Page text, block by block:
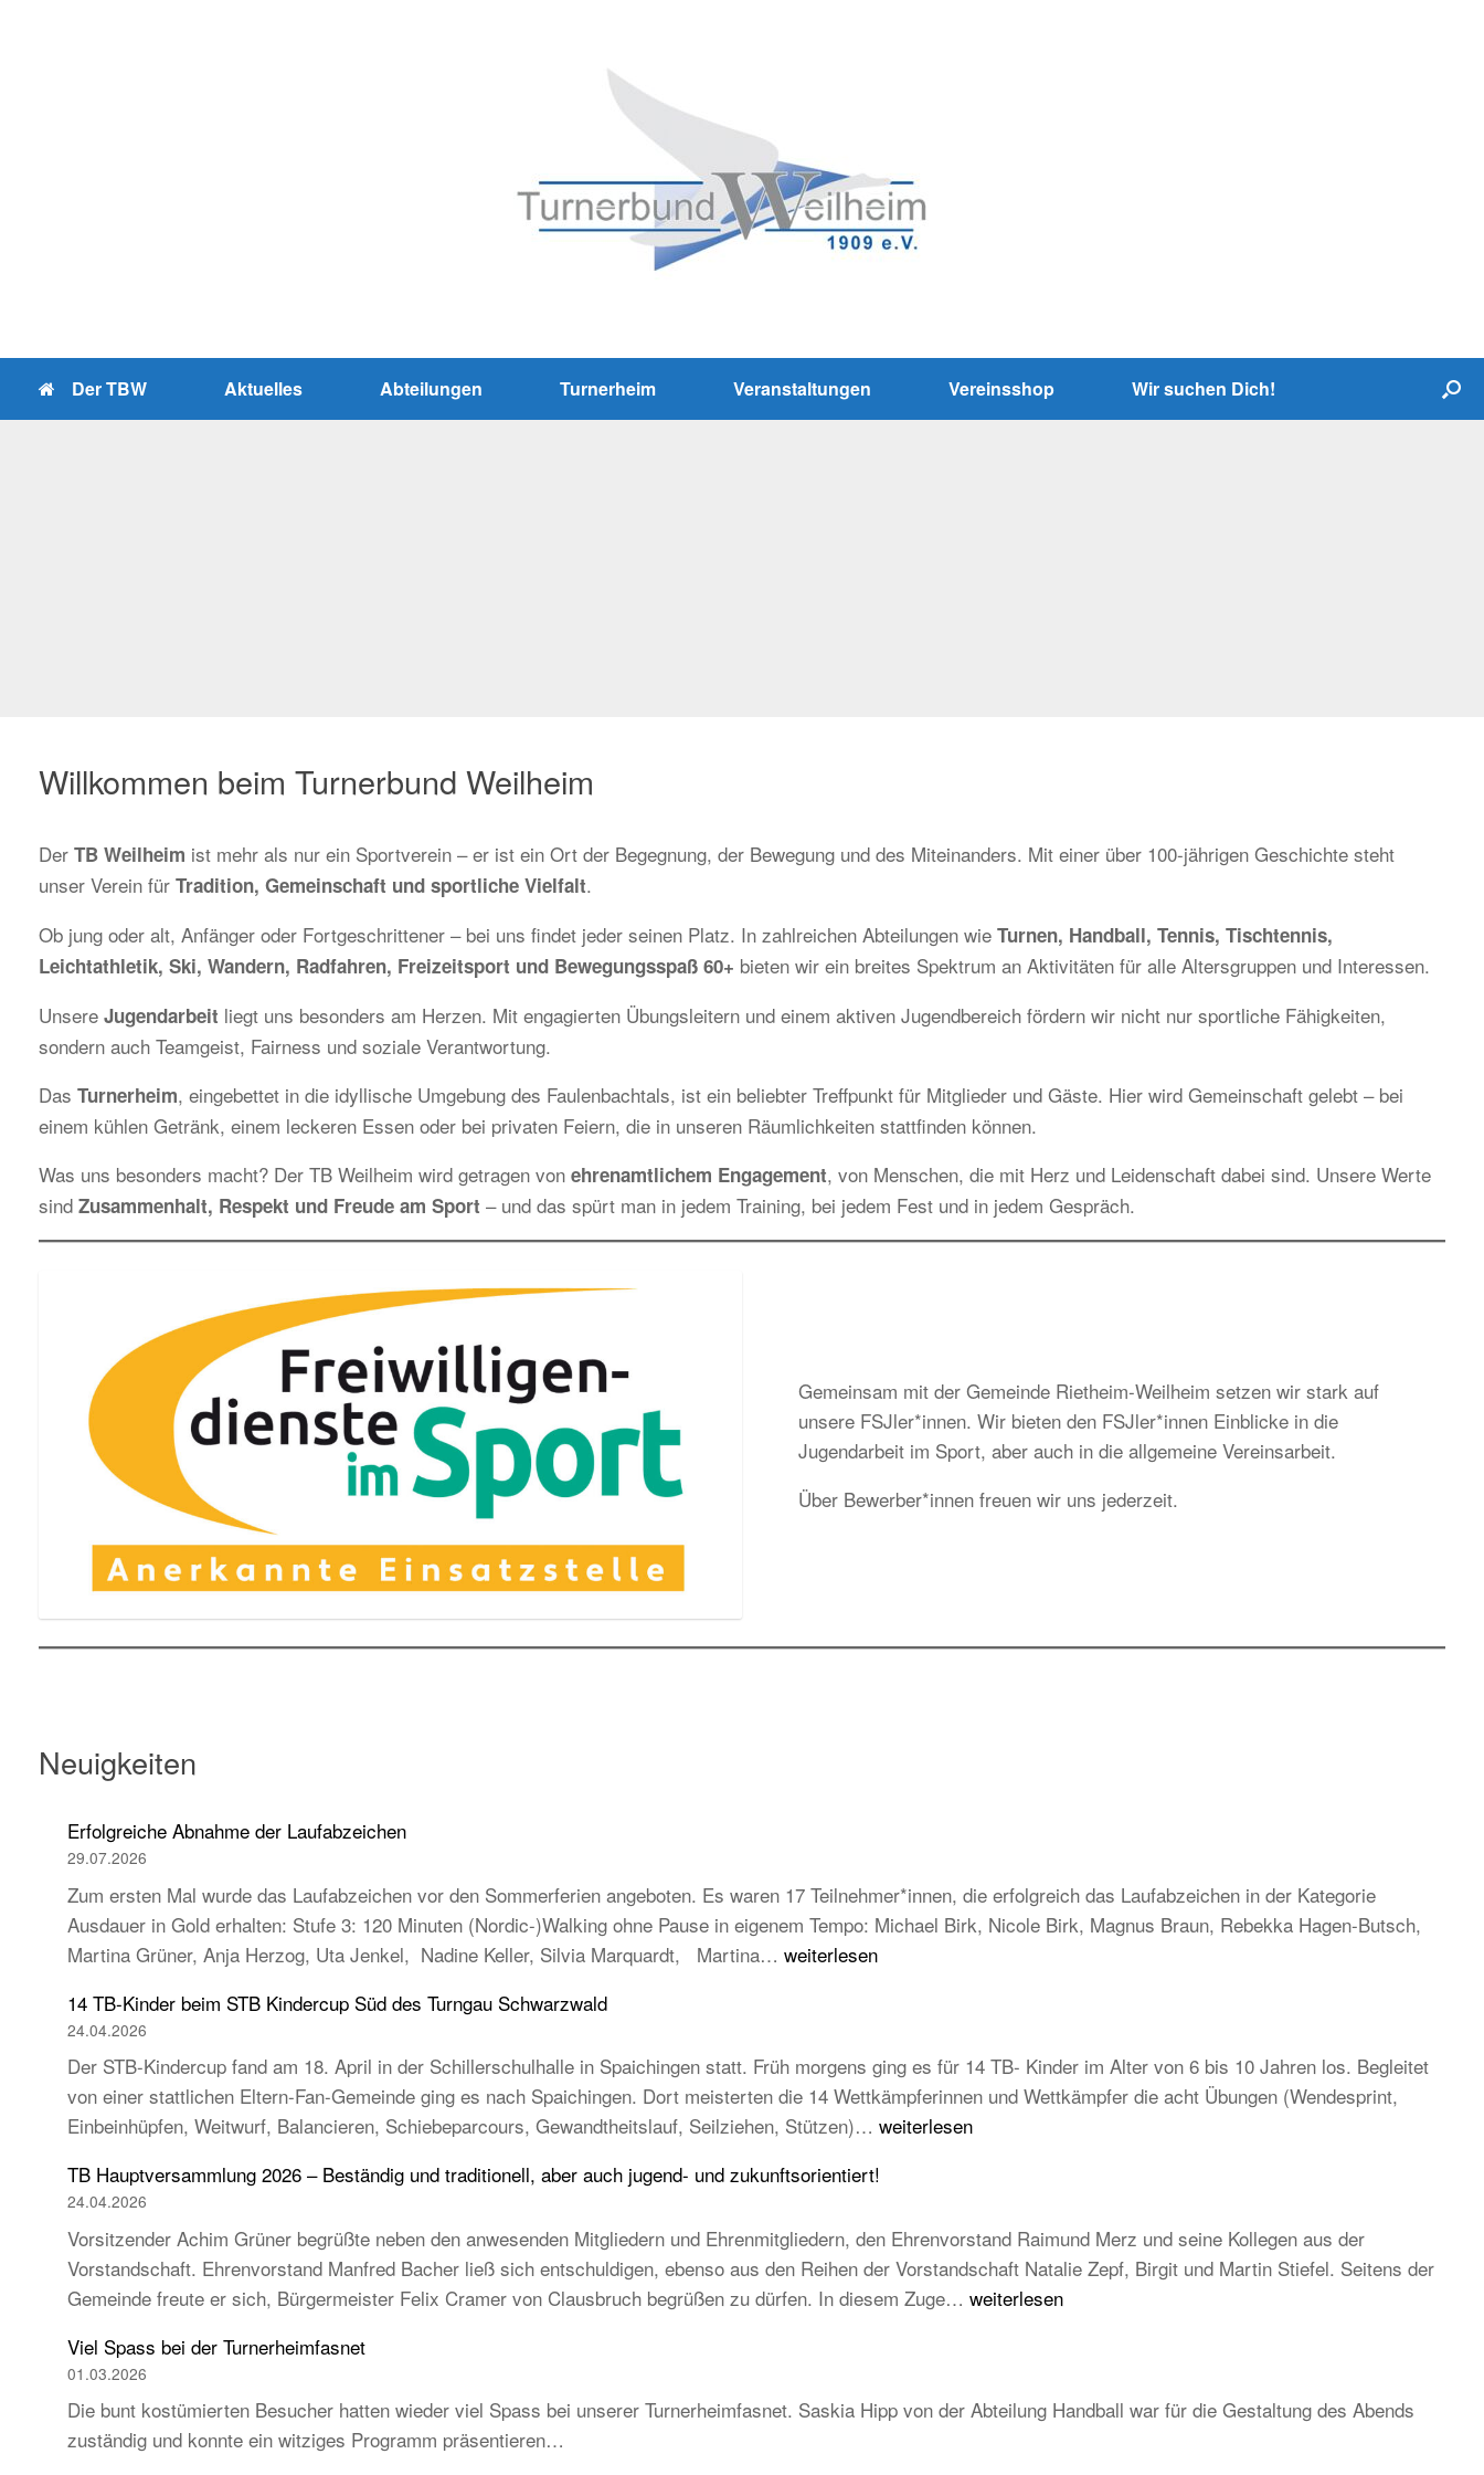
Der TBW Aktuelles Abteilungen Turnerheim Veranstaltungen Vereinsshop Wir suchen Dich!
Willkommen beim Turnerbund Weilheim
Der TB Weilheim ist mehr als nur ein Sportverein – er ist ein Ort der Begegnung, der Bewegung und des Miteinanders. Mit einer über 100-jährigen Geschichte steht
unser Verein für Tradition, Gemeinschaft und sportliche Vielfalt.
Ob jung oder alt, Anfänger oder Fortgeschrittener – bei uns findet jeder seinen Platz. In zahlreichen Abteilungen wie Turnen, Handball, Tennis, Tischtennis,
Leichtathletik, Ski, Wandern, Radfahren, Freizeitsport und Bewegungsspaß 60+ bieten wir ein breites Spektrum an Aktivitäten für alle Altersgruppen und Interessen.
Unsere Jugendarbeit liegt uns besonders am Herzen. Mit engagierten Übungsleitern und einem aktiven Jugendbereich fördern wir nicht nur sportliche Fähigkeiten,
sondern auch Teamgeist, Fairness und soziale Verantwortung.
Das Turnerheim, eingebettet in die idyllische Umgebung des Faulenbachtals, ist ein beliebter Treffpunkt für Mitglieder und Gäste. Hier wird Gemeinschaft gelebt – bei
einem kühlen Getränk, einem leckeren Essen oder bei privaten Feiern, die in unseren Räumlichkeiten stattfinden können.
Was uns besonders macht? Der TB Weilheim wird getragen von ehrenamtlichem Engagement, von Menschen, die mit Herz und Leidenschaft dabei sind. Unsere Werte
sind Zusammenhalt, Respekt und Freude am Sport – und das spürt man in jedem Training, bei jedem Fest und in jedem Gespräch.
Gemeinsam mit der Gemeinde Rietheim-Weilheim setzen wir stark auf
unsere FSJler*innen. Wir bieten den FSJler*innen Einblicke in die
Jugendarbeit im Sport, aber auch in die allgemeine Vereinsarbeit.
Über Bewerber*innen freuen wir uns jederzeit.
Neuigkeiten
Erfolgreiche Abnahme der Laufabzeichen
29.07.2026
Zum ersten Mal wurde das Laufabzeichen vor den Sommerferien angeboten. Es waren 17 Teilnehmer*innen, die erfolgreich das Laufabzeichen in der Kategorie
Ausdauer in Gold erhalten: Stufe 3: 120 Minuten (Nordic-)Walking ohne Pause in eigenem Tempo: Michael Birk, Nicole Birk, Magnus Braun, Rebekka Hagen-Butsch,
Martina Grüner, Anja Herzog, Uta Jenkel, Nadine Keller, Silvia Marquardt, Martina… Erfolgreiche
weiterlesen
14 TB-Kinder beim STB Kindercup Süd des Turngau Schwarzwald
24.04.2026
Der STB-Kindercup fand am 18. April in der Schillerschulhalle in Spaichingen statt. Früh morgens ging es für 14 TB- Kinder im Alter von 6 bis 10 Jahren los. Begleitet
von einer stattlichen Eltern-Fan-Gemeinde ging es nach Spaichingen. Dort meisterten die 14 Wettkämpferinnen und Wettkämpfer die acht Übungen (Wendesprint,
Einbeinhüpfen, Weitwurf, Balancieren, Schiebeparcours, Gewandtheitslauf, Seilziehen, Stützen)… 14
Kinder
STB
Kindercup
Süd
weiterlesen
TB Hauptversammlung 2026 – Beständig und traditionell, aber auch jugend- und zukunftsorientiert!
24.04.2026
Vorsitzender Achim Grüner begrüßte neben den anwesenden Mitgliedern und Ehrenmitgliedern, den Ehrenvorstand Raimund Merz und seine Kollegen aus der
Vorstandschaft. Ehrenvorstand Manfred Bacher ließ sich entschuldigen, ebenso aus den Reihen der Vorstandschaft Natalie Zepf, Birgit und Martin Stiefel. Seitens der
Gemeinde freute er sich, Bürgermeister Felix Cramer von Clausbruch begrüßen zu dürfen. In diesem Zuge… TB
Beständig
weiterlesen
Viel Spass bei der Turnerheimfasnet
01.03.2026
Die bunt kostümierten Besucher hatten wieder viel Spass bei unserer Turnerheimfasnet. Saskia Hipp von der Abteilung Handball war für die Gestaltung des Abends
zuständig und konnte ein witziges Programm präsentieren…